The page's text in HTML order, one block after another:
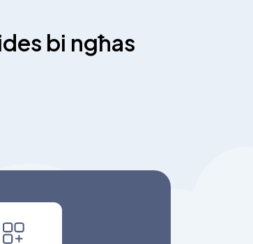
bi ngħas